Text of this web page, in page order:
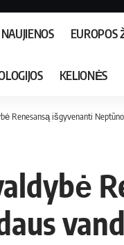
EUROPOS
KELIONĖS
Renesansą išgyvenanti